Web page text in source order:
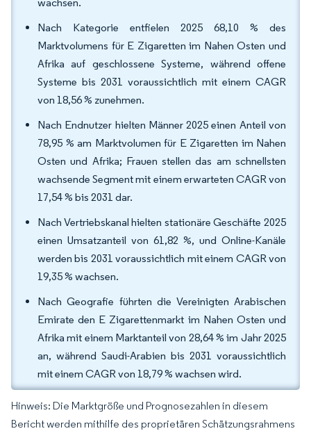
Nach Kategorie entfielen 2025 68,10 % des
Marktvolumens für E Zigaretten im Nahen Osten und
Afrika auf geschlossene Systeme, während offene
Systeme bis 2031 voraussichtlich mit einem CAGR
von 18,56 % zunehmen.
Nach Endnutzer hielten Männer 2025 einen Anteil von
78,95 % am Marktvolumen für E Zigaretten im Nahen
Osten und Afrika; Frauen stellen das am schnellsten
wachsende Segment mit einem erwarteten CAGR von
17,54 % bis 2031 dar.
Nach Vertriebskanal hielten stationäre Geschäfte 2025
einen Umsatzanteil von 61,82 %, und Online-Kanäle
werden bis 2031 voraussichtlich mit einem CAGR von
19,35 % wachsen.
Nach Geografie führten die Vereinigten Arabischen
Emirate den E Zigarettenmarkt im Nahen Osten und
Afrika mit einem Marktanteil von 28,64 % im Jahr 2025
an, während Saudi-Arabien bis 2031 voraussichtlich
mit einem CAGR von 18,79 % wachsen wird.
Hinweis: Die Marktgröße und Prognosezahlen in diesem
Bericht werden mithilfe des proprietären Schätzungsrahmens